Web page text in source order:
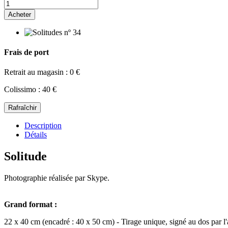
Acheter
Frais de port
Retrait au magasin : 0 €
Colissimo : 40 €
Description
Détails
Solitude
Photographie réalisée par Skype.
Grand format :
22 x 40 cm (encadré : 40 x 50 cm) - Tirage unique, signé au dos par